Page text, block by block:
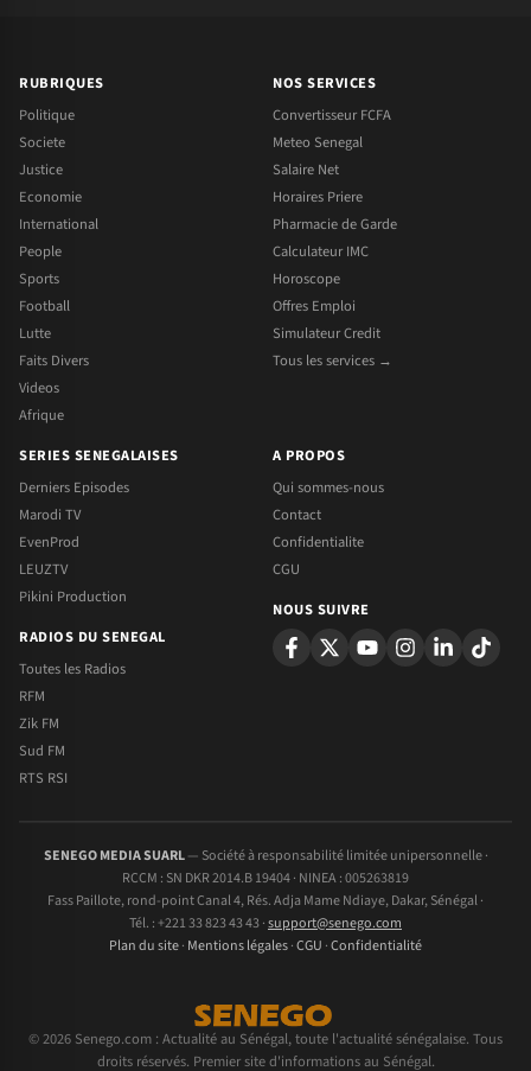
RUBRIQUES
Politique
Societe
Justice
Economie
International
People
Sports
Football
Lutte
Faits Divers
Videos
Afrique
NOS SERVICES
Convertisseur FCFA
Meteo Senegal
Salaire Net
Horaires Priere
Pharmacie de Garde
Calculateur IMC
Horoscope
Offres Emploi
Simulateur Credit
Tous les services →
SERIES SENEGALAISES
Derniers Episodes
Marodi TV
EvenProd
LEUZTV
Pikini Production
RADIOS DU SENEGAL
Toutes les Radios
RFM
Zik FM
Sud FM
RTS RSI
A PROPOS
Qui sommes-nous
Contact
Confidentialite
CGU
NOUS SUIVRE
SENEGO MEDIA SUARL— Société à responsabilité limitée unipersonnelle ·
RCCM : SN DKR 2014.B 19404 · NINEA : 005263819
Fass Paillote, rond-point Canal 4, Rés. Adja Mame Ndiaye, Dakar, Sénégal ·
Tél. : +221 33 823 43 43 ·support@senego.com
Plan du site· Mentions légales·CGU ·Confidentialité
© 2026 Senego.com : Actualité au Sénégal, toute l'actualité sénégalaise. Tous
droits réservés. Premier site d'informations au Sénégal.